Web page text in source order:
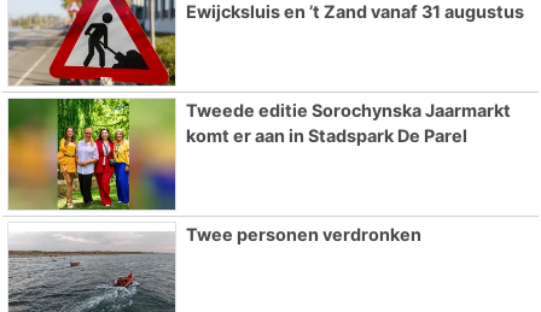
Ewijcksluis en ’t Zand vanaf 31 augustus
Tweede editie Sorochynska Jaarmarkt
komt er aan in Stadspark De Parel
Twee personen verdronken